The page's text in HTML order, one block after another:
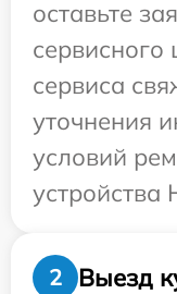
оставьте
сервисного
сервиса
уточнения
условий
устройства
2
Выезд